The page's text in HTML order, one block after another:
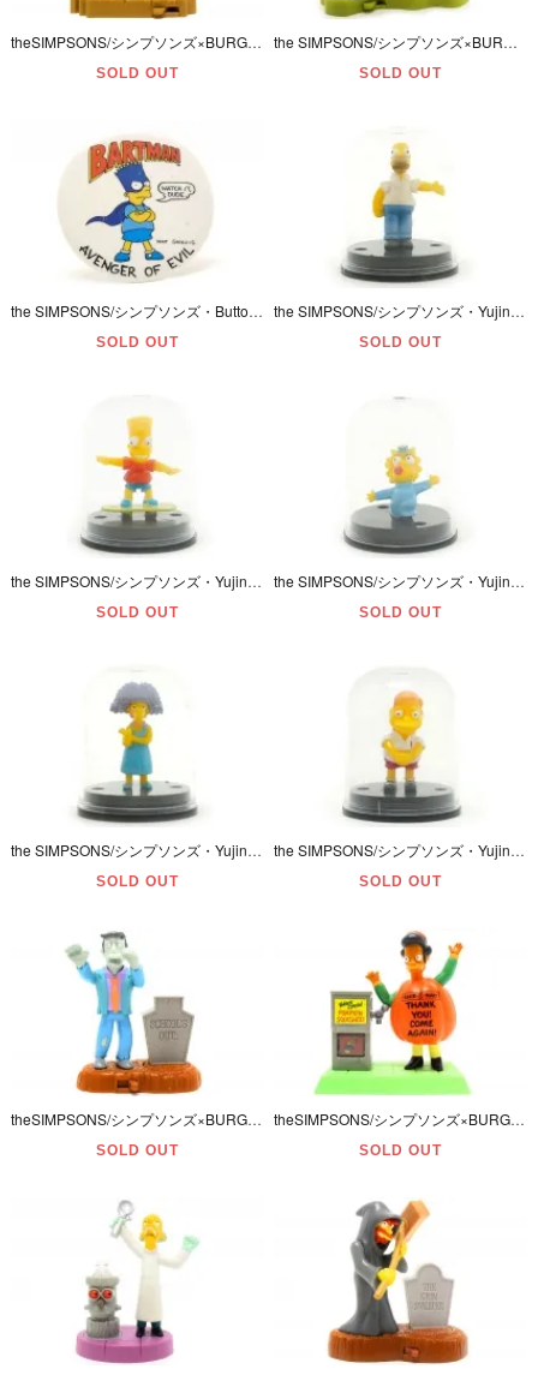
theSIMPSONS/シンプソンズ×BURGER KING/バーガーキング・MEAL TOY/ミールトイ・SPOOKY LIGHT-UPS・ハロウィンスペシャル「NED/ネッド・フランダース」(5)
SOLD OUT
the SIMPSONS/シンプソンズ×BURGER KING/バーガーキング・MEAL TOY/ミールトイ・SPOOKY LIGHT-UPS/ハロウィンスペシャル 「BARNEY/バーニー」(15)
SOLD OUT
the SIMPSONS/シンプソンズ・Button･Upボタンアップ・Vintage Button Badge/ビンテージ缶バッジ「Bart/バート・BARTMAN/バートマン」4.4cmダメージ有
SOLD OUT
the SIMPSONS/シンプソンズ・Yujin/ユージン・Figure Collection・Nuclear Family/フィギュアコレクション 「Homer/ホーマー」 2003年
SOLD OUT
the SIMPSONS/シンプソンズ・Yujin/ユージン・Figure Collection・Nuclear Family/フィギュアコレクション 「Bart/バート」 2003年・ダメージ有
SOLD OUT
the SIMPSONS/シンプソンズ・Yujin/ユージン・Figure Collection・Nuclear Family/フィギュアコレクション 「Maggie/マギー」 2003年
SOLD OUT
the SIMPSONS/シンプソンズ・Yujin/ユージン・Figure Collection・Nuclear Family/フィギュアコレクション 「Selma/セルマ」 2003年
SOLD OUT
the SIMPSONS/シンプソンズ・Yujin/ユージン・Figure Collection・Springfield Elementary/フィギュアコレクション「Martin/マーティン」04年
SOLD OUT
theSIMPSONS/シンプソンズ×BURGER KING/バーガーキング・MEAL TOY/ミールトイ・SPOOKY LIGHT-UPS・ハロウィンスペシャル「SEYMOUR/シーモア校長」(2)
SOLD OUT
theSIMPSONS/シンプソンズ×BURGER KING/バーガーキング・MEAL TOY/ミールトイ・SPOOKY LIGHT-UPS・ハロウィンスペシャル「APU/アプー・コンビニ店主」(3)
SOLD OUT